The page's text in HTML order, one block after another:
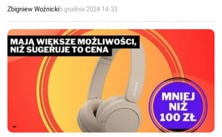
głośniki bezprzewodowe o wysokiej jakości dźwięku.
Zbigniew Woźnicki6 grudnia 2024 14:33